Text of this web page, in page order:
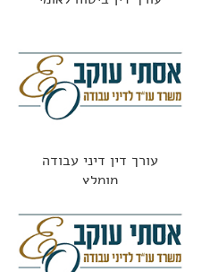
עורך דין דיני עבודה
מומלץ